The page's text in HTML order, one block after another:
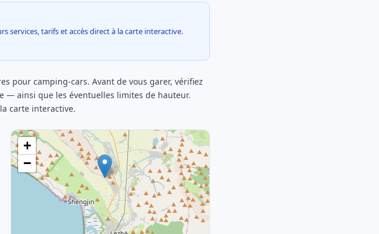
services, tarifs et accès direct à la carte interactive.
pour camping-cars. Avant de vous garer, vérifiez
— ainsi que les éventuelles limites de hauteur.
carte interactive.
+
−